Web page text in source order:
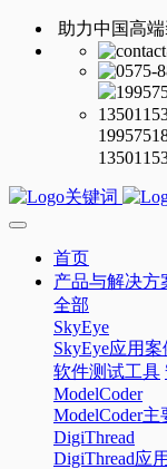
助力中国高
首页
产品与解决方
全部
SkyEye
SkyEye应用案
软件测试工具
ModelCoder
ModelCoder主
DigiThread
DigiThread应